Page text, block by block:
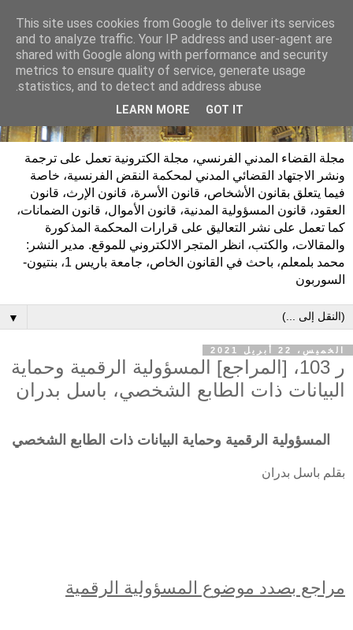
مجلة القضاء المدني الفرنسي، مجلة الكترونية تعمل على ترجمة
ونشر الاجتهاد القضائي المدني لمحكمة النقض الفرنسية، خاصة
فيما يتعلق بقانون الأشخاص، قانون الأسرة، قانون الإرث، قانون
العقود، قانون المسؤولية المدنية، قانون الأموال، قانون الضمانات،
كما تعمل على نشر التعاليق على قرارات المحكمة المذكورة
والمقالات، والكتب، انظر المتجر الالكتروني للموقع. مدير النشر:
محمد بلمعلم، باحث في القانون الخاص، جامعة باريس 1، بنتيون-
السوربون
▼
الخميس، 22 أبريل 2021
ر 103، [المراجع] المسؤولية الرقمية وحماية
البيانات ذات الطابع الشخصي، باسل بدران
المسؤولية الرقمية وحماية البيانات ذات الطابع الشخصي
بقلم باسل بدران
مراجع بصدد موضوع المسؤولية الرقمية
This site uses cookies from Google to deliver its services
and to analyze traffic. Your IP address and user-agent are
shared with Google along with performance and security
metrics to ensure quality of service, generate usage
statistics, and to detect and address abuse.
LEARN MORE GOT IT